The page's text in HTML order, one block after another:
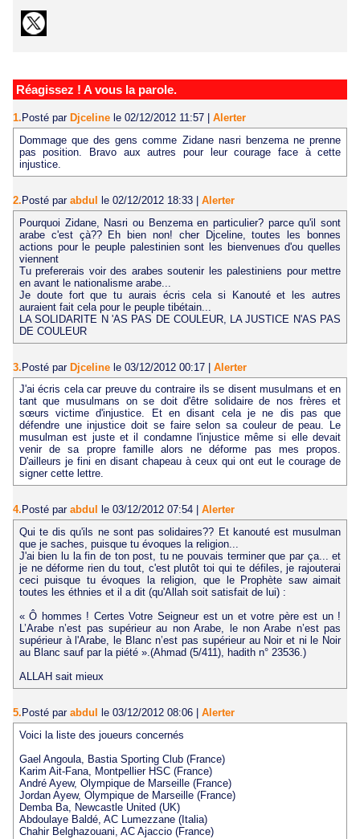
Réagissez ! A vous la parole.
1. Posté par Djceline le 02/12/2012 11:57
Alerter
Dommage que des gens comme Zidane nasri benzema ne prenne
pas position. Bravo aux autres pour leur courage face à cette
injustice.
2. Posté par abdul le 02/12/2012 18:33
Alerter
Pourquoi Zidane, Nasri ou Benzema en particulier? parce qu'il sont
arabe c'est çà?? Eh bien non! cher Djceline, toutes les bonnes
actions pour le peuple palestinien sont les bienvenues d'ou quelles
viennent
Tu prefererais voir des arabes soutenir les palestiniens pour mettre
en avant le nationalisme arabe...
Je doute fort que tu aurais écris cela si Kanouté et les autres
auraient fait cela pour le peuple tibétain...
LA SOLIDARITE N 'AS PAS DE COULEUR, LA JUSTICE N'AS PAS
DE COULEUR
3.Posté par Djceline le 03/12/2012 00:17 | Alerter
J'ai écris cela car preuve du contraire ils se disent musulmans et en
tant que musulmans on se doit d'être solidaire de nos frères et
sœurs victime d'injustice. Et en disant cela je ne dis pas que
défendre une injustice doit se faire selon sa couleur de peau. Le
musulman est juste et il condamne l'injustice même si elle devait
venir de sa propre famille alors ne déforme pas mes propos.
D'ailleurs je fini en disant chapeau à ceux qui ont eut le courage de
signer cette lettre.
4. Posté par abdul le 03/12/2012 07:54
Alerter
Qui te dis qu'ils ne sont pas solidaires?? Et kanouté est musulman
que je saches, puisque tu évoques la religion...
J'ai bien lu la fin de ton post, tu ne pouvais terminer que par ça... et
je ne déforme rien du tout, c'est plutôt toi qui te défiles, je rajouterai
ceci puisque tu évoques la religion, que le Prophète saw aimait
toutes les éthnies et il a dit (qu'Allah soit satisfait de lui) :
« Ô hommes ! Certes Votre Seigneur est un et votre père est un !
L’Arabe n’est pas supérieur au non Arabe, le non Arabe n’est pas
supérieur à l'Arabe, le Blanc n’est pas supérieur au Noir et ni le Noir
au Blanc sauf par la piété ».(Ahmad (5/411), hadith n° 23536.)
ALLAH sait mieux
5.Posté par abdul le 03/12/2012 08:06 | Alerter
Voici la liste des joueurs concernés
Gael Angoula, Bastia Sporting Club (France)
Karim Ait-Fana, Montpellier HSC (France)
André Ayew, Olympique de Marseille (France)
Jordan Ayew, Olympique de Marseille (France)
Demba Ba, Newcastle United (UK)
Abdoulaye Baldé, AC Lumezzane (Italia)
Chahir Belghazouani, AC Ajaccio (France)